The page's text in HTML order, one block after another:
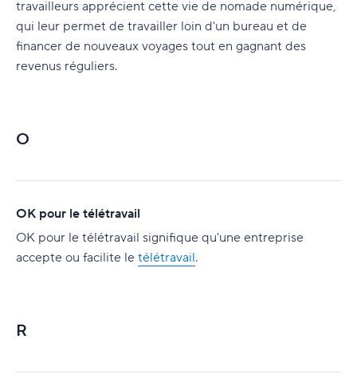
travailleurs apprécient cette vie de nomade numérique,
qui leur permet de travailler loin d'un bureau et de
financer de nouveaux voyages tout en gagnant des
revenus réguliers.
O
OK pour le télétravail
OK pour le télétravail signifique qu'une entreprise
accepte ou facilite le télétravail.
R